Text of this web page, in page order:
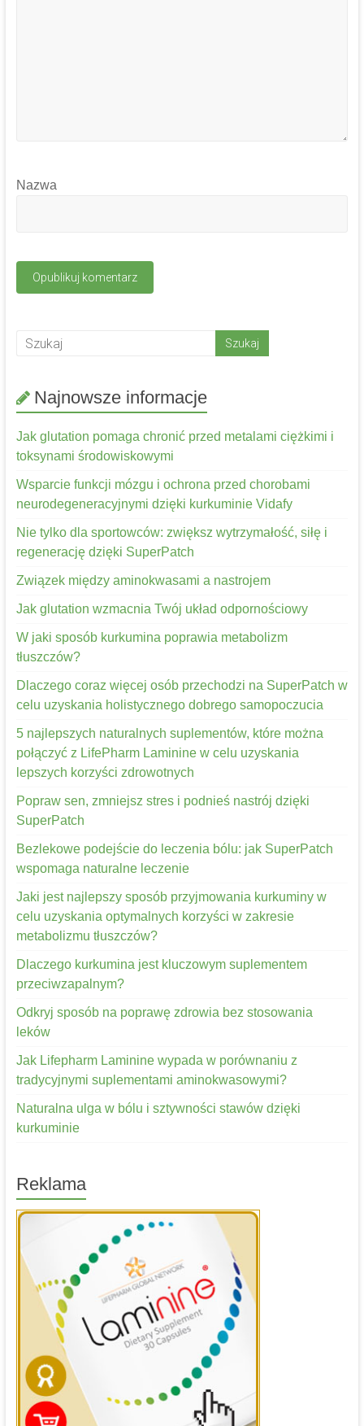
Nazwa
Najnowsze informacje
Jak glutation pomaga chronić przed metalami ciężkimi i
toksynami środowiskowymi
Wsparcie funkcji mózgu i ochrona przed chorobami
neurodegeneracyjnymi dzięki kurkuminie Vidafy
Nie tylko dla sportowców: zwiększ wytrzymałość, siłę i
regenerację dzięki SuperPatch
Związek między aminokwasami a nastrojem
Jak glutation wzmacnia Twój układ odpornościowy
W jaki sposób kurkumina poprawia metabolizm
tłuszczów?
Dlaczego coraz więcej osób przechodzi na SuperPatch w
celu uzyskania holistycznego dobrego samopoczucia
5 najlepszych naturalnych suplementów, które można
połączyć z LifePharm Laminine w celu uzyskania
lepszych korzyści zdrowotnych
Popraw sen, zmniejsz stres i podnieś nastrój dzięki
SuperPatch
Bezlekowe podejście do leczenia bólu: jak SuperPatch
wspomaga naturalne leczenie
Jaki jest najlepszy sposób przyjmowania kurkuminy w
celu uzyskania optymalnych korzyści w zakresie
metabolizmu tłuszczów?
Dlaczego kurkumina jest kluczowym suplementem
przeciwzapalnym?
Odkryj sposób na poprawę zdrowia bez stosowania
leków
Jak Lifepharm Laminine wypada w porównaniu z
tradycyjnymi suplementami aminokwasowymi?
Naturalna ulga w bólu i sztywności stawów dzięki
kurkuminie
Reklama